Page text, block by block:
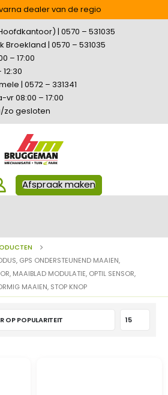
dealer van de regio
| 0570 – 531035
Broekland | 0570 – 531035
– 17:00
| 0572 – 331341
vr 08:00 – 17:00
zo gesloten
Afspraak maken
GPS ONDERSTEUNEND MAAIEN,
MAAIBLAD MODULATIE, OPTIL SENSOR,
MAAIEN, STOP KNOP